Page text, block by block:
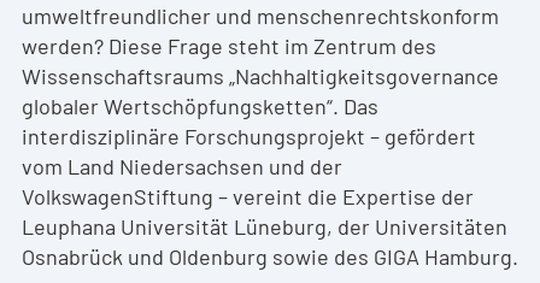
umweltfreundlicher und menschenrechtskonform
werden? Diese Frage steht im Zentrum des
Wissenschaftsraums „Nachhaltigkeitsgovernance
globaler Wertschöpfungsketten“. Das
interdisziplinäre Forschungsprojekt – gefördert
vom Land Niedersachsen und der
VolkswagenStiftung – vereint die Expertise der
Leuphana Universität Lüneburg, der Universitäten
Osnabrück und Oldenburg sowie des GIGA Hamburg.